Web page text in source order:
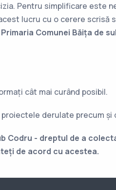
Pentru simplificare este
lucru cu o cerere scrisă
Primaria Comunei Băița de
cât mai curând posibil.
proiectele derulate precum și
Codru - dreptul de a
de acord cu acestea.